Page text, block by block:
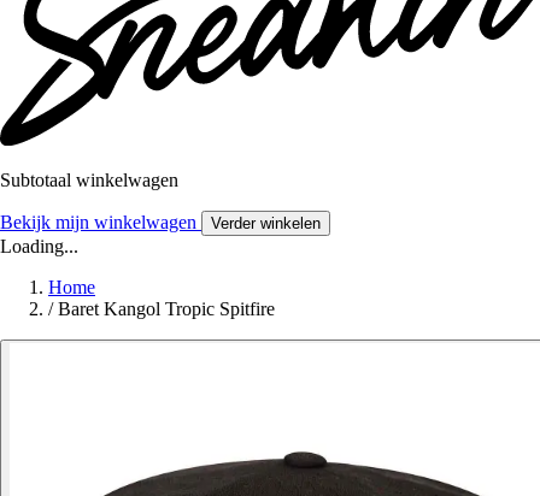
Subtotaal winkelwagen
Bekijk mijn winkelwagen Verder winkelen
Loading...
Home
/ Baret Kangol Tropic Spitfire